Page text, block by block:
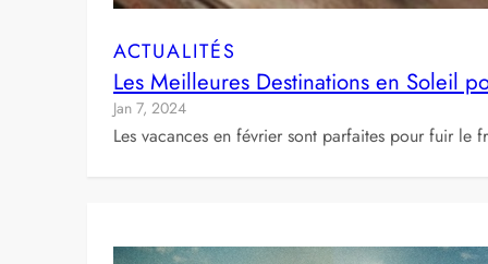
ACTUALITÉS
Les Meilleures Destinations en Soleil
Jan 7, 2024
Les vacances en février sont parfaites pour fuir